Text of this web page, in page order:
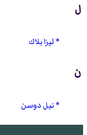
ل
ليزا بلاك
ن
نيل دوسن